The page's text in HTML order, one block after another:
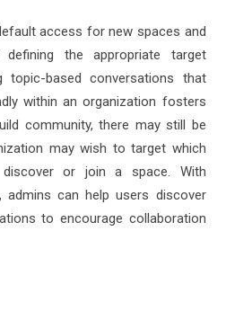
access for new spaces and
the appropriate target
topic-based conversations that
within an organization fosters
community, there may still be
may wish to target which
or join a space. With
admins can help users discover
to encourage collaboration